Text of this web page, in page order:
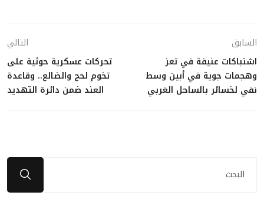
السابق
اشتباكات عنيفة في تعز
وهجمات جوية في أبين وسط
نفي لخسائر بالساحل الغربي
التالي
تحركات عسكرية حوثية على
تخوم لحج والضالع.. وقاعدة
العند ضمن دائرة التهديد